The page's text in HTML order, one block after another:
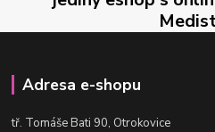
Adresa e-shopu
tř. Tomáše Bati 90, Otrokovice